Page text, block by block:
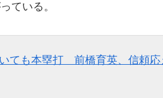
ている。
ても本塁打 前橋育英、信頼